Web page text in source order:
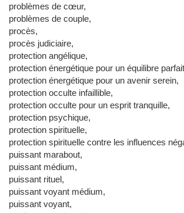
problèmes de cœur,
problèmes de couple,
procès,
procès judiciaire,
protection angélique,
protection énergétique pour un équilibre
protection énergétique pour un avenir serein,
protection occulte infaillible,
protection occulte pour un esprit tranquille,
protection psychique,
protection spirituelle,
protection spirituelle contre les influences
puissant marabout,
puissant médium,
puissant rituel,
puissant voyant médium,
puissant voyant,